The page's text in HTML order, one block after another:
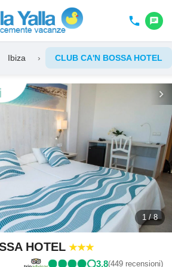
phone chat
Ibiza › CLUB CA'N BOSSA HOTEL
chevron_right
1 / 8
HOTEL
3,8(449 recensioni)